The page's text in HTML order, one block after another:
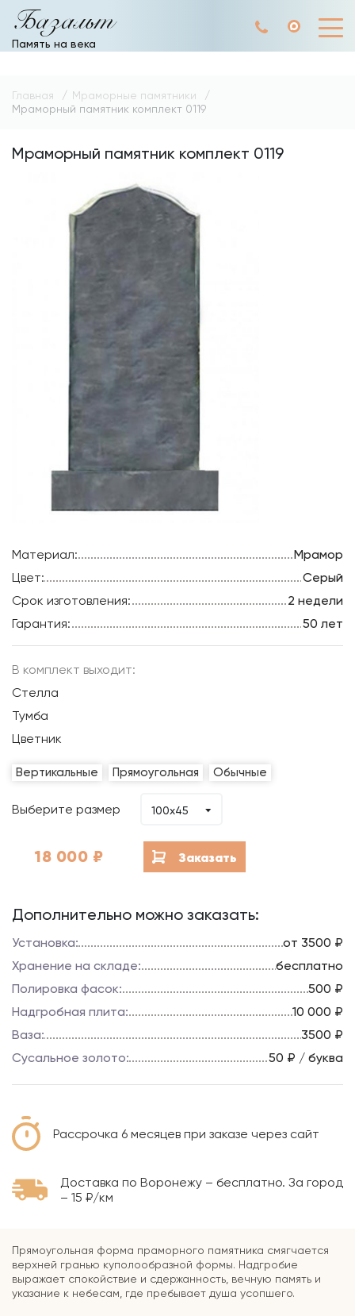
Базальт
Память на века
Главная
Мраморные памятники
Мраморный памятник комплект 0119
Мраморный памятник комплект 0119
Материал:
Мрамор
Цвет:
Серый
Срок изготовления:
2 недели
Гарантия:
50 лет
В комплект выходит:
Стелла
Тумба
Цветник
Вертикальные Прямоугольная Обычные
Выберите размер 100x45
18 000 ₽ Заказать
Дополнительно можно заказать:
Установка:
от 3500 ₽
Хранение на складе:
бесплатно
Полировка фасок:
500 ₽
Надгробная плита:
10 000 ₽
Ваза:
3500 ₽
Сусальное золото:
50 ₽ / буква
Рассрочка 6 месяцев при заказе через сайт
Доставка по Воронежу – бесплатно. За город
– 15 ₽/км
Прямоугольная форма праморного памятника смягчается
верхней гранью куполообразной формы. Надгробие
выражает спокойствие и сдержанность, вечную память и
указание к небесам, где пребывает душа усопшего.